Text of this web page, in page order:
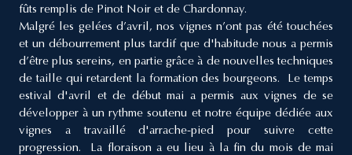
fûts remplis de Pinot Noir et de Chardonnay.
Malgré les gelées d’avril, nos vignes n’ont pas été touchées
et un débourrement plus tardif que d'habitude nous a permis
d’être plus sereins, en partie grâce à de nouvelles techniques
de taille qui retardent la formation des bourgeons. Le temps
estival d'avril et de début mai a permis aux vignes de se
développer à un rythme soutenu et notre équipe dédiée aux
vignes a travaillé d'arrache-pied pour suivre cette
progression. La floraison a eu lieu à la fin du mois de mai